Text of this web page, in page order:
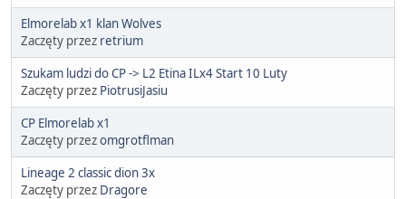
Elmorelab x1 klan Wolves
Zaczęty przez retrium
Szukam ludzi do CP -> L2 Etina ILx4 Start 10 Luty
Zaczęty przez PiotrusiJasiu
CP Elmorelab x1
Zaczęty przezomgrotflman
Lineage 2 classic dion 3x
Zaczęty przez Dragore